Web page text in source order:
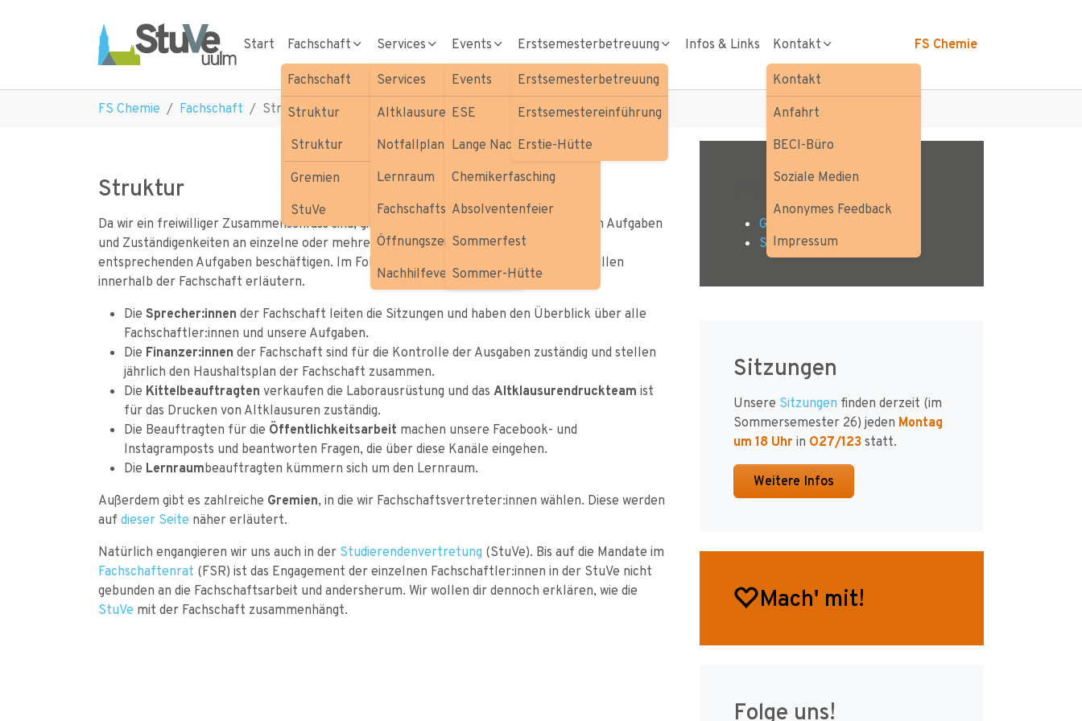
Start Fachschaft
Fachschaft
Struktur
Struktur
Gremien
StuVe
Sitzungen
Verein
Mach' mit!
Services
Services
Altklausuren
Notfallplan
Lernraum
Fachschaftsbibliothek
Öffnungszeiten
Nachhilfevermittlung
Events
Events
ESE
Lange Nacht der Chemie
Chemikerfasching
Absolventenfeier
Sommerfest
Sommer-Hütte
Erstsemesterbetreuung
Erstsemesterbetreuung
Erstsemestereinführung
Erstie-Hütte
Infos & Links Kontakt
Kontakt
Anfahrt
BECI-Büro
Soziale Medien
Anonymes Feedback
Impressum
FS Chemie
FS Chemie Fachschaft Struktur
Struktur
Da wir ein freiwilliger Zusammenschluss sind, gibt es keine "Hierachie". Dennoch werden Aufgaben
und Zuständigenkeiten an einzelne oder mehrere Personen verteilt, die sich mit den
entsprechenden Aufgaben beschäftigen. Im Folgenden wollen wir dir die wichtigsten Rollen
innerhalb der Fachschaft erläutern.
Die Sprecher:innen der Fachschaft leiten die Sitzungen und haben den Überblick über alle
Fachschaftler:innen und unsere Aufgaben.
Die Finanzer:innen der Fachschaft sind für die Kontrolle der Ausgaben zuständig und stellen
jährlich den Haushaltsplan der Fachschaft zusammen.
Die Kittelbeauftragten verkaufen die Laborausrüstung und das Altklausurendruckteam ist
für das Drucken von Altklausuren zuständig.
Die Beauftragten für die Öffentlichkeitsarbeit machen unsere Facebook- und
Instagramposts und beantworten Fragen, die über diese Kanäle eingehen.
Die Lernraumbeauftragten kümmern sich um den Lernraum.
Außerdem gibt es zahlreiche Gremien, in die wir Fachschaftsvertreter:innen wählen. Diese werden
auf dieser Seite näher erläutert.
Natürlich engangieren wir uns auch in der Studierendenvertretung (StuVe). Bis auf die Mandate im
Fachschaftenrat (FSR) ist das Engagement der einzelnen Fachschaftler:innen in der StuVe nicht
gebunden an die Fachschaftsarbeit und andersherum. Wir wollen dir dennoch erklären, wie die
StuVe mit der Fachschaft zusammenhängt.
Weitere Infos
Gremien
StuVe
Sitzungen
Unsere Sitzungen finden derzeit (im
Sommersemester 26) jeden Montag
um 18 Uhrin O27/123 statt.
Weitere Infos
Mach' mit!
Folge uns!